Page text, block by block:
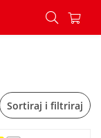
Sortiraj i filtriraj